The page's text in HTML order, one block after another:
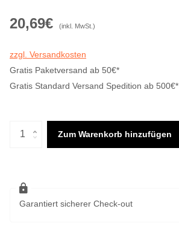
20,69€ (inkl. MwSt.)
zzgl. Versandkosten
Gratis Paketversand ab 50€*
Gratis Standard Versand Spedition ab 500€*
Zum Warenkorb hinzufügen
Garantiert sicherer Check-out